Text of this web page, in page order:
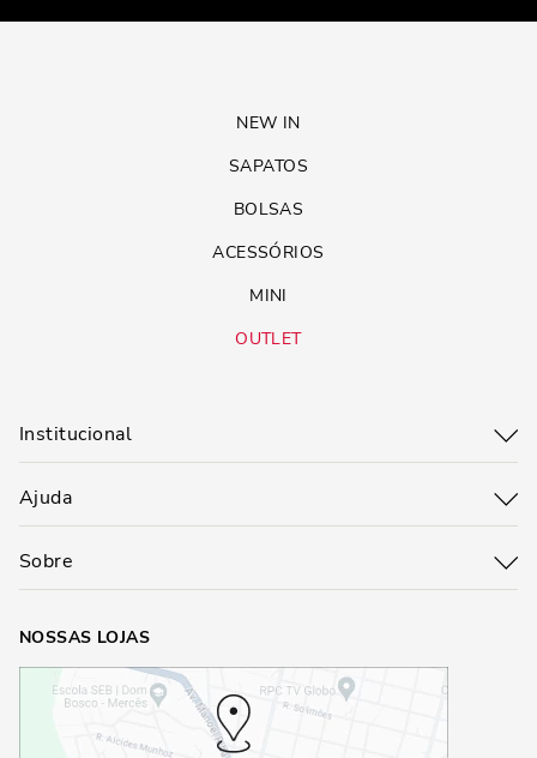
NEW IN
SAPATOS
BOLSAS
ACESSÓRIOS
MINI
OUTLET
Institucional
Ajuda
Sobre
NOSSAS LOJAS